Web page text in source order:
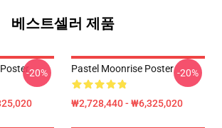
베스트셀러 제품
-20% Pastel Moonrise Poster
₩2,728,440 - ₩6,325,020
-20%